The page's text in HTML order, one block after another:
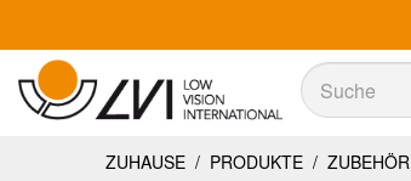
Suche
ZUHAUSE / PRODUKTE / ZUBEHÖR